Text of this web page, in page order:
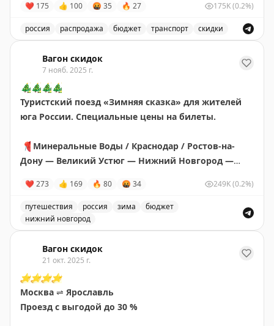
выгодной цене.
❤ 175 👍 100 🤬 35 🔥 27 175K(0.2%)
россия распродажа бюджет транспорт скидки
Вагон скидок
7 нояб. 2025 г.
🎄🎄🎄🎄
Туристский поезд «Зимняя сказка» для жителей
юга России. Специальные цены на билеты.
📍 Минеральные Воды / Краснодар / Ростов-на-
Дону — Великий Устюг — Нижний Новгород —
🗓 7(8) и 15(16) декабря 2025
ИзМинеральных Вод от 32 991 ₽
ИзКраснодара от 31 399 ₽
Из Ростова-на-Дону от 30 331 ₽
В Великом Устюге
✅Создать сказочный сувенир в «Лаборатории
чудес».
❤ 273 👍 169 🔥 80 🤬 34 249K(0.2%)
путешествия россия зима
бюджет
нижний новгород
Вагон скидок
21 окт. 2025 г.
⭐️⭐️⭐️⭐️
Москва ⇌ Ярославль
Проезд с выгодой до 30 %